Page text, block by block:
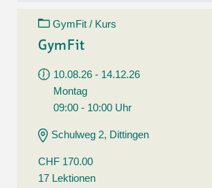
GymFit / Kurs
GymFit
10.08.26 - 14.12.26
Montag
09:00 - 10:00 Uhr
Schulweg 2, Dittingen
CHF 170.00
17 Lektionen